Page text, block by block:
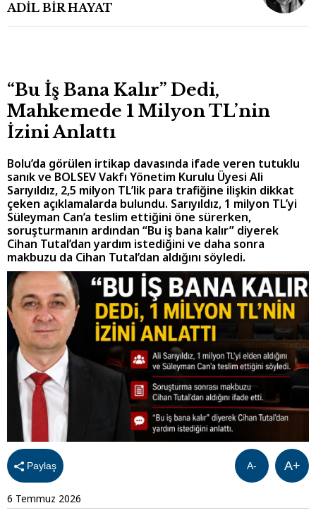
ADİL BİR HAYAT
“Bu İş Bana Kalır” Dedi,
Mahkemede 1 Milyon TL’nin
İzini Anlattı
Bolu’da görülen irtikap davasında ifade veren tutuklu
sanık ve BOLSEV Vakfı Yönetim Kurulu Üyesi Ali
Sarıyıldız, 2,5 milyon TL’lik para trafiğine ilişkin dikkat
çeken açıklamalarda bulundu. Sarıyıldız, 1 milyon TL’yi
Süleyman Can’a teslim ettiğini öne sürerken,
soruşturmanın ardından “Bu iş bana kalır” diyerek
Cihan Tutal’dan yardım istediğini ve daha sonra
makbuzu da Cihan Tutal’dan aldığını söyledi.
Paylaş A+
A-
6 Temmuz 2026